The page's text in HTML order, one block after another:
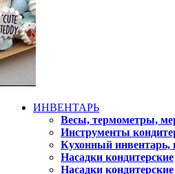
ИНВЕНТАРЬ
Весы, термометры,
Инструменты
Кухонный инвентарь,
Насадки кондитерские
Насадки